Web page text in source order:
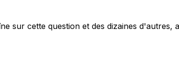
sur cette question et des dizaines